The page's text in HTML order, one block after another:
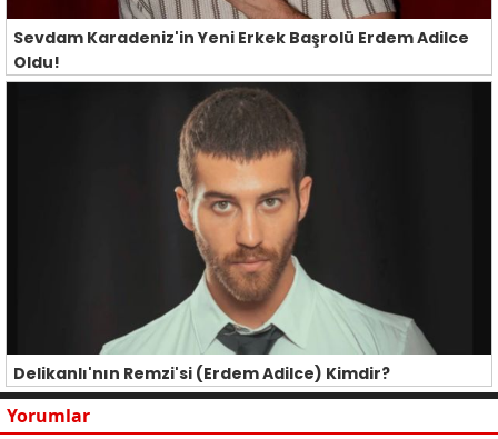
Sevdam Karadeniz'in Yeni Erkek Başrolü Erdem Adilce
Oldu!
Delikanlı'nın Remzi'si (Erdem Adilce) Kimdir?
Yorumlar